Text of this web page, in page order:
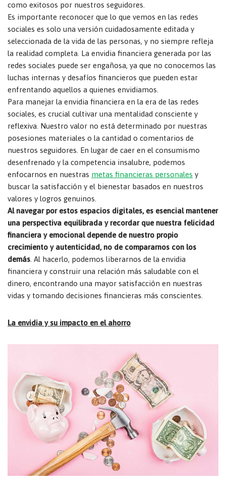
como exitosos por nuestros seguidores.
Es importante reconocer que lo que vemos en las redes
sociales es solo una versión cuidadosamente editada y
seleccionada de la vida de las personas, y no siempre refleja
la realidad completa. La envidia financiera generada por las
redes sociales puede ser engañosa, ya que no conocemos las
luchas internas y desafíos financieros que pueden estar
enfrentando aquellos a quienes envidiamos.
Para manejar la envidia financiera en la era de las redes
sociales, es crucial cultivar una mentalidad consciente y
reflexiva. Nuestro valor no está determinado por nuestras
posesiones materiales o la cantidad o comentarios de
nuestros seguidores. En lugar de caer en el consumismo
desenfrenado y la competencia insalubre, podemos
enfocarnos en nuestras metas financieras personales y
buscar la satisfacción y el bienestar basados en nuestros
valores y logros genuinos.
Al navegar por estos espacios digitales, es esencial mantener
una perspectiva equilibrada y recordar que nuestra felicidad
financiera y emocional depende de nuestro propio
crecimiento y autenticidad, no de compararnos con los
demás . Al hacerlo, podemos liberarnos de la envidia
financiera y construir una relación más saludable con el
dinero, encontrando una mayor satisfacción en nuestras
vidas y tomando decisiones financieras más conscientes.
La envidia y su impacto en el ahorro